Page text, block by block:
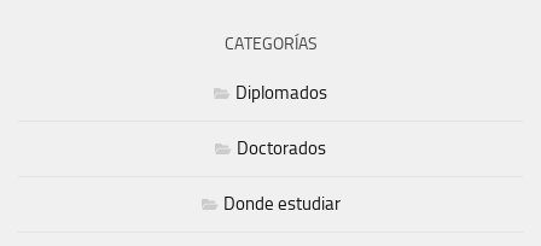
CATEGORÍAS
Diplomados
Doctorados
Donde estudiar